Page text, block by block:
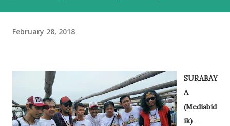
February 28, 2018
SURABAY
A
(Mediabid
ik) -